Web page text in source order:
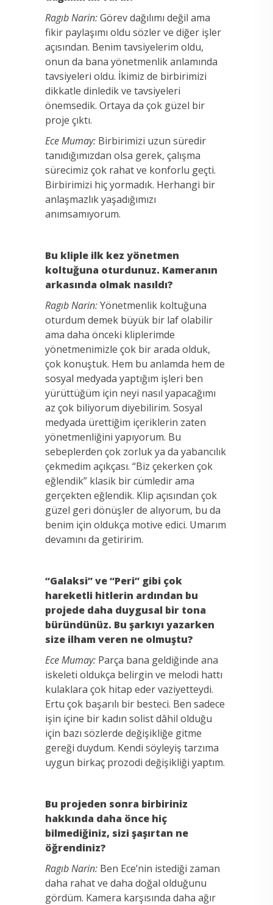
Ragıb Narin:Görev dağılımı değil ama
fikir paylaşımı oldu sözler ve diğer işler
açısından. Benim tavsiyelerim oldu,
onun da bana yönetmenlik anlamında
tavsiyeleri oldu. İkimiz de birbirimizi
dikkatle dinledik ve tavsiyeleri
önemsedik. Ortaya da çok güzel bir
proje çıktı.
Ece Mumay: Birbirimizi uzun süredir
tanıdığımızdan olsa gerek, çalışma
sürecimiz çok rahat ve konforlu geçti.
Birbirimizi hiç yormadık. Herhangi bir
anlaşmazlık yaşadığımızı
anımsamıyorum.
Bu kliple ilk kez yönetmen
koltuğuna oturdunuz. Kameranın
arkasında olmak nasıldı?
Ragıb Narin:Yönetmenlik koltuğuna
oturdum demek büyük bir laf olabilir
ama daha önceki kliplerimde
yönetmenimizle çok bir arada olduk,
çok konuştuk. Hem bu anlamda hem de
sosyal medyada yaptığım işleri ben
yürüttüğüm için neyi nasıl yapacağımı
az çok biliyorum diyebilirim. Sosyal
medyada ürettiğim içeriklerin zaten
yönetmenliğini yapıyorum. Bu
sebeplerden çok zorluk ya da yabancılık
çekmedim açıkçası. “Biz çekerken çok
eğlendik” klasik bir cümledir ama
gerçekten eğlendik. Klip açısından çok
güzel geri dönüşler de alıyorum, bu da
benim için oldukça motive edici. Umarım
devamını da getiririm.
“Galaksi” ve “Peri” gibi çok
hareketli hitlerin ardından bu
projede daha duygusal bir tona
büründünüz. Bu şarkıyı yazarken
size ilham veren ne olmuştu?
Ece Mumay: Parça bana geldiğinde ana
iskeleti oldukça belirgin ve melodi hattı
kulaklara çok hitap eder vaziyetteydi.
Ertu çok başarılı bir besteci. Ben sadece
işin içine bir kadın solist dâhil olduğu
için bazı sözlerde değişikliğe gitme
gereği duydum. Kendi söyleyiş tarzıma
uygun birkaç prozodi değişikliği yaptım.
Bu projeden sonra birbiriniz
hakkında daha önce hiç
bilmediğiniz, sizi şaşırtan ne
öğrendiniz?
Ragıb Narin: Ben Ece’nin istediği zaman
daha rahat ve daha doğal olduğunu
gördüm. Kamera karşısında daha ağır